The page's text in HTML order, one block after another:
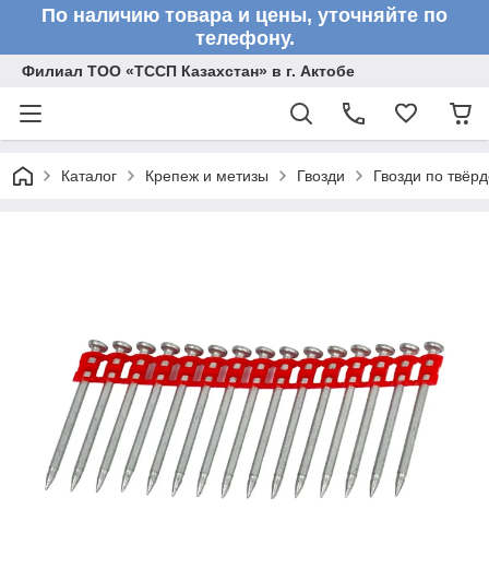
По наличию товара и цены, уточняйте по
телефону.
Филиал ТОО «ТССП Казахстан» в г. Актобе
Каталог Крепеж и метизы Гвозди Гвозди по